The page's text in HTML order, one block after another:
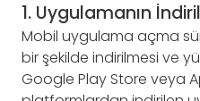
1. Uygulamanın
Mobil uygulama açma
bir şekilde indirilmesi ve
Google Play Store veya